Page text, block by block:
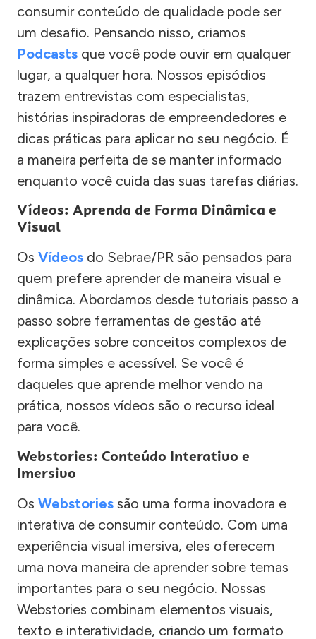
consumir conteúdo de qualidade pode ser
um desafio. Pensando nisso, criamos
Podcasts que você pode ouvir em qualquer
lugar, a qualquer hora. Nossos episódios
trazem entrevistas com especialistas,
histórias inspiradoras de empreendedores e
dicas práticas para aplicar no seu negócio. É
a maneira perfeita de se manter informado
enquanto você cuida das suas tarefas diárias.
Vídeos: Aprenda de Forma Dinâmica e
Visual
Os Vídeos do Sebrae/PR são pensados para
quem prefere aprender de maneira visual e
dinâmica. Abordamos desde tutoriais passo a
passo sobre ferramentas de gestão até
explicações sobre conceitos complexos de
forma simples e acessível. Se você é
daqueles que aprende melhor vendo na
prática, nossos vídeos são o recurso ideal
para você.
Webstories: Conteúdo Interativo e
Imersivo
Os Webstories são uma forma inovadora e
interativa de consumir conteúdo. Com uma
experiência visual imersiva, eles oferecem
uma nova maneira de aprender sobre temas
importantes para o seu negócio. Nossas
Webstories combinam elementos visuais,
texto e interatividade, criando um formato